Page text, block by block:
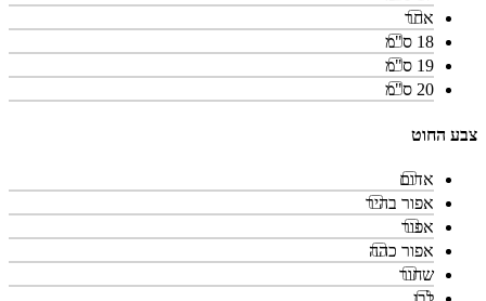
אחר
18 ס"מ
19 ס"מ
20 ס"מ
צבע החוט
אדום
אפור בהיר
אפור
אפור כהה
שחור